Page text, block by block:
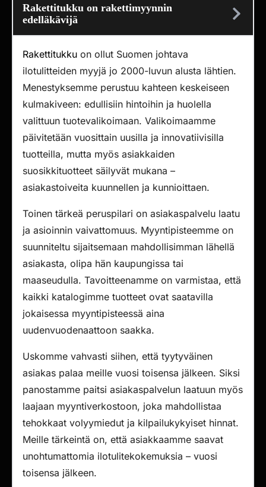
Rakettitukku on rakettimyynnin
edelläkävijä
Rakettitukku on ollut Suomen johtava
ilotulitteiden myyjä jo 2000-luvun alusta lähtien.
Menestyksemme perustuu kahteen keskeiseen
kulmakiveen: edullisiin hintoihin ja huolella
valittuun tuotevalikoimaan. Valikoimaamme
päivitetään vuosittain uusilla ja innovatiivisilla
tuotteilla, mutta myös asiakkaiden
suosikkituotteet säilyvät mukana –
asiakastoiveita kuunnellen ja kunnioittaen.
Toinen tärkeä peruspilari on asiakaspalvelu laatu
ja asioinnin vaivattomuus. Myyntipisteemme on
suunniteltu sijaitsemaan mahdollisimman lähellä
asiakasta, olipa hän kaupungissa tai
maaseudulla. Tavoitteenamme on varmistaa, että
kaikki katalogimme tuotteet ovat saatavilla
jokaisessa myyntipisteessä aina
uudenvuodenaattoon saakka.
Uskomme vahvasti siihen, että tyytyväinen
asiakas palaa meille vuosi toisensa jälkeen. Siksi
panostamme paitsi asiakaspalvelun laatuun myös
laajaan myyntiverkostoon, joka mahdollistaa
tehokkaat volyymiedut ja kilpailukykyiset hinnat.
Meille tärkeintä on, että asiakkaamme saavat
unohtumattomia ilotulitekokemuksia – vuosi
toisensa jälkeen.